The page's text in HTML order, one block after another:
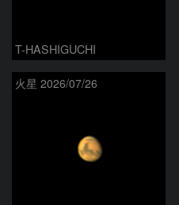
T-HASHIGUCHI
火星 2026/07/26